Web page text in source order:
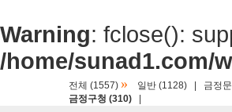
Warning: fclose():
/home/sunad1.com/
전체 (1557) » 일반 (1128) 금정
금정구청 (310)